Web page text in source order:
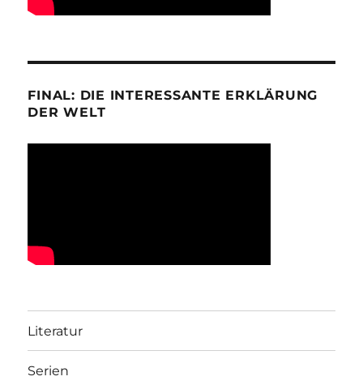
FINAL: DIE INTERESSANTE ERKLÄRUNG
DER WELT
Literatur
Serien